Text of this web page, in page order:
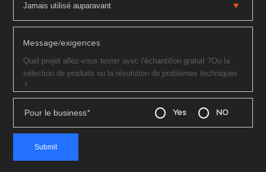
Message/exigences
Pour le business* Yes NO